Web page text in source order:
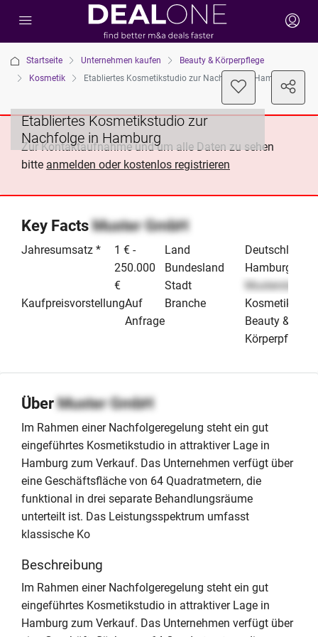
Startseite Unternehmen kaufen
Beauty & Körperpflege
Kosmetik
Etabliertes Kosmetikstudio zur Nachfolge in Hamburg
Etabliertes Kosmetikstudio zur
Nachfolge in Hamburg
Zur Kontaktaufnahme und um alle Daten zu sehen
bitte anmelden oder kostenlos registrieren
Key FactsMuster GmbH
Jahresumsatz *
1 € -
250.000
€
KaufpreisvorstellungAuf
Anfrage
Land
Deutschland
Bundesland
Hamburg
Stadt
Musterstadt
Branche
Kosmetik
Beauty &
Körperpflege
ÜberMuster GmbH
Im Rahmen einer Nachfolgeregelung steht ein gut
eingeführtes Kosmetikstudio in attraktiver Lage in
Hamburg zum Verkauf. Das Unternehmen verfügt über
eine Geschäftsfläche von 64 Quadratmetern, die
funktional in drei separate Behandlungsräume
unterteilt ist. Das Leistungsspektrum umfasst
klassische Ko
Beschreibung
Im Rahmen einer Nachfolgeregelung steht ein gut
eingeführtes Kosmetikstudio in attraktiver Lage in
Hamburg zum Verkauf. Das Unternehmen verfügt über